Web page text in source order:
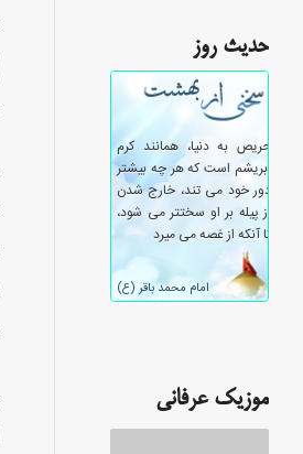
حدیث روز
موزیک عرفانی